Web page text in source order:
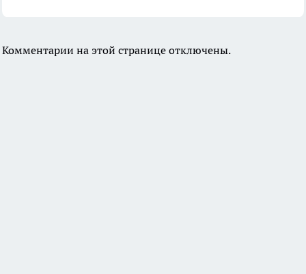
Комментарии на этой странице отключены.